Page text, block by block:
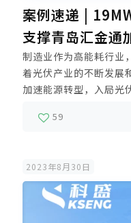
案例速递 |
支撑青岛汇金通
制造业作为高能耗行业
着光伏产业的不断发展
加速能源转型，入局
力量实现了更多绿色能
通的零碳转型提供了更
59
2023年8月30日